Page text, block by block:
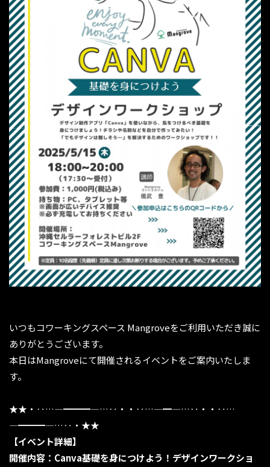
いつもコワーキングスペース Mangroveをご利用いただき誠に
ありがとうございます。
本日はMangroveにて開催されるイベントをご案内いたしま
す。
★★・‥…―━━━―…‥・・‥…―━―…‥・・‥…
―━━━―…‥・★★
【イベント詳細】
開催内容：Canva基礎を身につけよう！デザインワークショ